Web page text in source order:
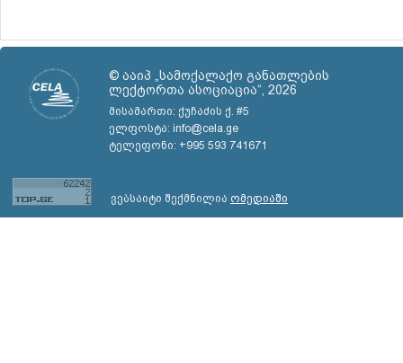
© ააიპ „სამოქალაქო განათლების
ლექტორთა ასოციაცია“, 2026
მისამართი: ქუჩაძის ქ. #5
ელფოსტა: info@cela.ge
ტელეფონი: +995 593 741671
ვებსაიტი შექმნილია ომედიაში